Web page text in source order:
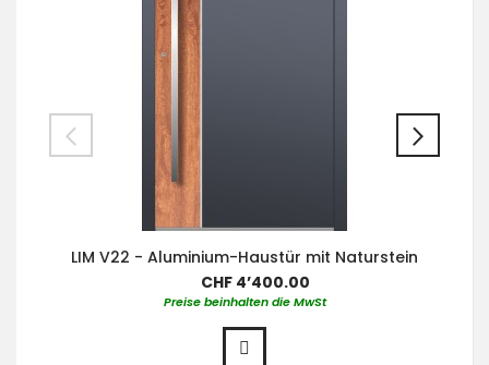
LIM V22 - Aluminium-Haustür mit Naturstein
CHF 4’400.00
Preise beinhalten die MwSt